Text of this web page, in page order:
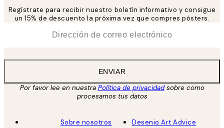
Regístrate para recibir nuestro boletín informativo y consigue
un 15% de descuento la próxima vez que compres pósters.
ENVIAR
Por favor lee en nuestra Política de privacidadsobre como
procesamos tus datos
Sobre nosotros
Desenio Art Advice